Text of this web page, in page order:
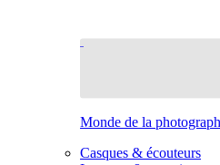
Monde de la
Casques & écouteurs